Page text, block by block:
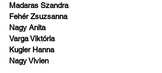
Madaras Szandra
Fehér Zsuzsanna
Nagy Anita
Varga Viktória
Kugler Hanna
Nagy Vivien